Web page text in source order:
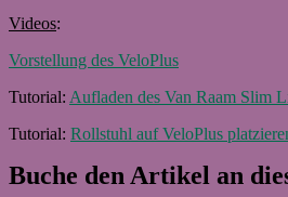
Videos:
Vorstellung des VeloPlus
Tutorial: Aufladen des Van Raam Slim
Tutorial: Rollstuhl auf VeloPlus
Buche den Artikel an